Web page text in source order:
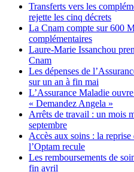
Transferts vers les
rejette les cinq décrets
La Cnam compte sur 600
complémentaires
Laure-Marie Issanchou
Cnam
Les dépenses de
sur un an à fin mai
L’Assurance Maladie
« Demandez Angela »
Arrêts de travail : un mois
septembre
Accès aux soins : la
l’Optam recule
Les remboursements de
fin avril